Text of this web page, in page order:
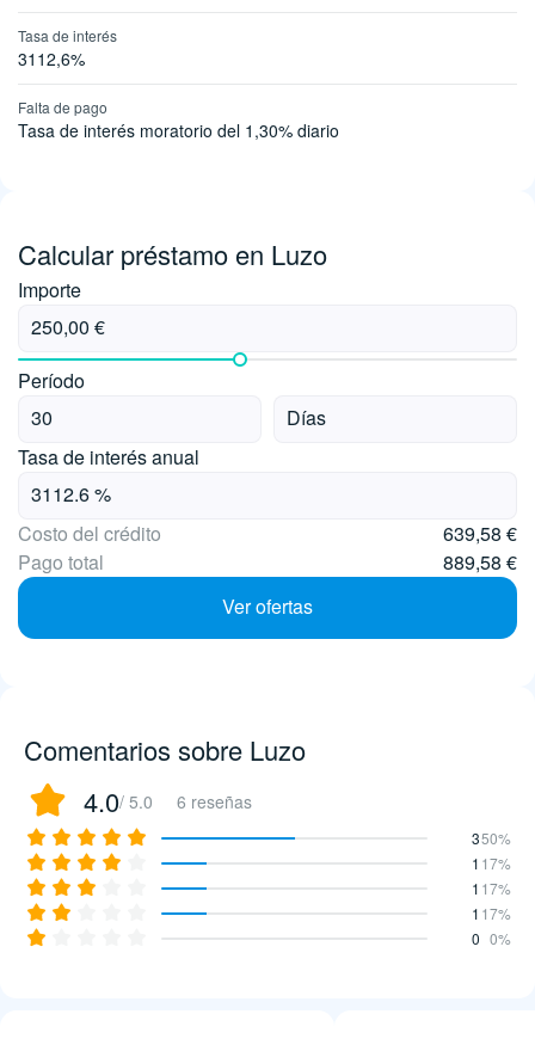
Tasa de interés
3112,6%
Falta de pago
Tasa de interés moratorio del 1,30% diario
Calcular préstamo en Luzo
Importe
Período
Tasa de interés anual
Costo del crédito
639,58 €
Pago total
889,58 €
Ver ofertas
Comentarios sobre Luzo
4.0/ 5.0 6 reseñas
350%
1 17%
1 17%
1 17%
0 0%